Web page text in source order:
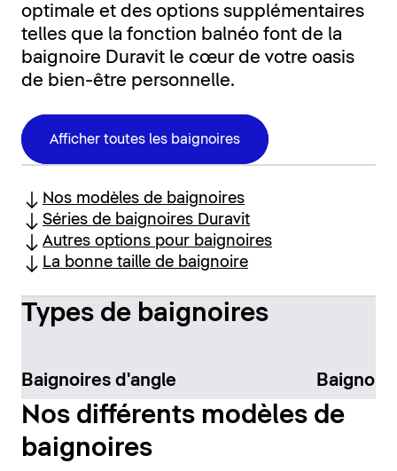
optimale et des options supplémentaires
telles que la fonction balnéo font de la
baignoire Duravit le cœur de votre oasis
de bien-être personnelle.
Afficher toutes les baignoires
Nos modèles de baignoires
Séries de baignoires Duravit
Autres options pour baignoires
La bonne taille de baignoire
Types de baignoires
Baignoires d'angle
Nos différents modèles de
baignoires